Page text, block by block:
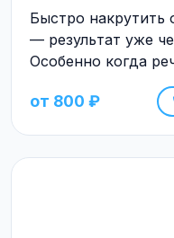
Быстро накрутить
— результат уже
Особенно когда
от 800 ₽